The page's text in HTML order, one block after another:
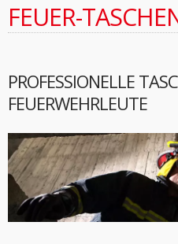
FEUER-
PROFESSIONELLE
FEUERWEHRLEUTE